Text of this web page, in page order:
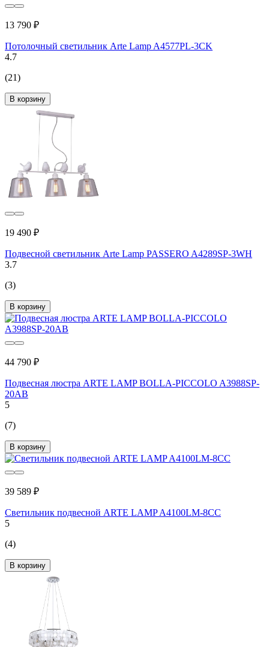
13 790 ₽
Потолочный светильник Arte Lamp A4577PL-3CK
4.7
(21)
В корзину
19 490 ₽
Подвесной светильник Arte Lamp PASSERO A4289SP-3WH
3.7
(3)
В корзину
44 790 ₽
Подвесная люстра ARTE LAMP BOLLA-PICCOLO A3988SP-
20AB
5
(7)
В корзину
39 589 ₽
Светильник подвесной ARTE LAMP A4100LM-8CC
5
(4)
В корзину